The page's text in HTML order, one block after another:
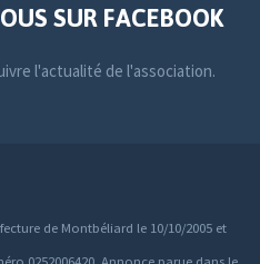
SUR FACEBOOK
l'actualité de l'association.
de Montbéliard le 10/10/2005 et